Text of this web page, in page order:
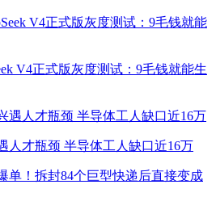
V4正式版灰度测试：9毛钱就能生
人才瓶颈 半导体工人缺口近16万